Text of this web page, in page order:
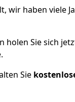
wir haben viele
holen Sie sich
Sie